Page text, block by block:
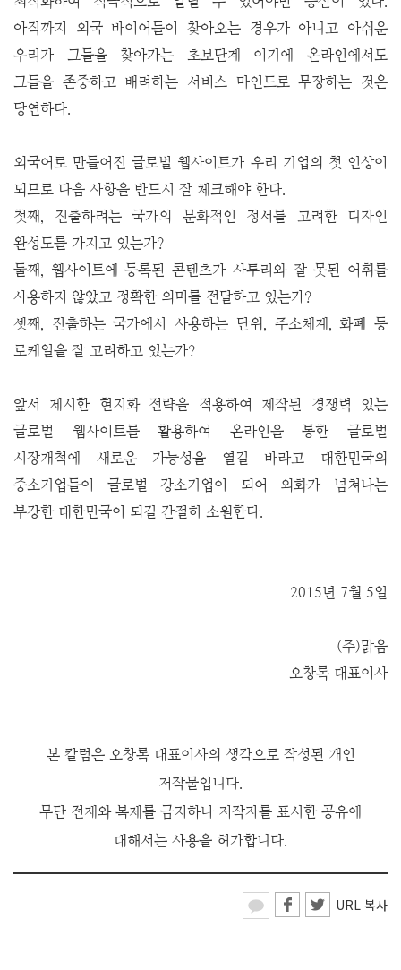
아직까지 외국 바이어들이 찾아오는 경우가 아니고 아쉬운
우리가 그들을 찾아가는 초보단계 이기에 온라인에서도
그들을 존중하고 배려하는 서비스 마인드로 무장하는 것은
당연하다.
외국어로 만들어진 글로벌 웹사이트가 우리 기업의 첫 인상이
되므로 다음 사항을 반드시 잘 체크해야 한다.
첫째, 진출하려는 국가의 문화적인 정서를 고려한 디자인
완성도를 가지고 있는가?
둘째, 웹사이트에 등록된 콘텐츠가 사투리와 잘 못된 어휘를
사용하지 않았고 정확한 의미를 전달하고 있는가?
셋째, 진출하는 국가에서 사용하는 단위, 주소체계, 화폐 등
로케일을 잘 고려하고 있는가?
앞서 제시한 현지화 전략을 적용하여 제작된 경쟁력 있는
글로벌 웹사이트를 활용하여 온라인을 통한 글로벌
시장개척에 새로운 가능성을 열길 바라고 대한민국의
중소기업들이 글로벌 강소기업이 되어 외화가 넘쳐나는
부강한 대한민국이 되길 간절히 소원한다.
2015년 7월 5일
(주)맑음
오창록 대표이사
본 칼럼은 오창록 대표이사의 생각으로 작성된 개인
저작물입니다.
무단 전재와 복제를 금지하나 저작자를 표시한 공유에
대해서는 사용을 허가합니다.
URL 복사